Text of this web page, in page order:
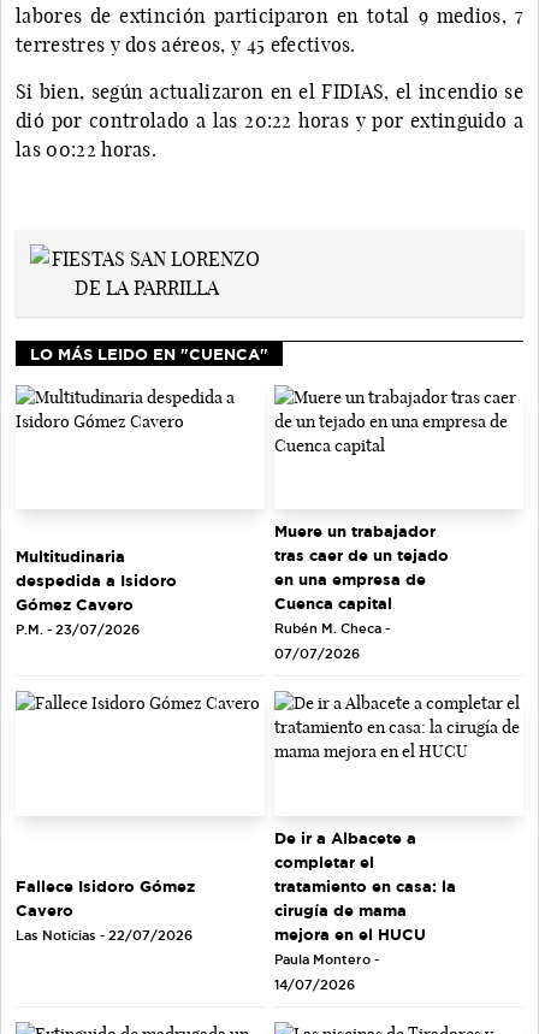
labores de extinción participaron en total 9 medios, 7
terrestres y dos aéreos, y 45 efectivos.
Si bien, según actualizaron en el FIDIAS, el incendio se
dió por controlado a las 20:22 horas y por extinguido a
las 00:22 horas.
LO MÁS LEIDO EN "CUENCA"
Multitudinaria
despedida a Isidoro
Gómez Cavero
P.M. - 23/07/2026
Muere un trabajador
tras caer de un tejado
en una empresa de
Cuenca capital
Rubén M. Checa -
07/07/2026
Fallece Isidoro Gómez
Cavero
Las Noticias - 22/07/2026
De ir a Albacete a
completar el
tratamiento en casa: la
cirugía de mama
mejora en el HUCU
Paula Montero -
14/07/2026